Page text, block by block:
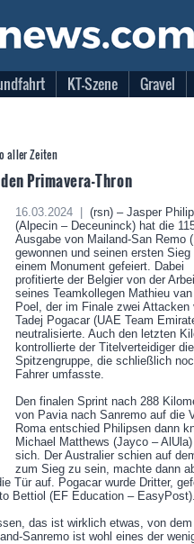
KT-Szene Gravel
aller Zeiten
Primavera-Thron
16.03.2024 |
(rsn) – Jasper
(Alpecin – Deceuninck) hat die
Ausgabe von Mailand-San Remo
gewonnen und seinen ersten Sieg
einem Monument gefeiert. Dabei
profitierte der Belgier von der
seines Teamkollegen Mathieu
Poel, der im Finale zwei Attacken
Tadej Pogacar (UAE Team
neutralisierte. Auch den letzten
kontrollierte der Titelverteidiger die
Spitzengruppe, die schließlich
Fahrer umfasste.
Den finalen Sprint nach 288
von Pavia nach Sanremo auf die
Roma entschied Philipsen dann
Michael Matthews (Jayco –
sich. Der Australier schien auf
zum Sieg zu sein, machte dann
Tür auf. Pogacar wurde Dritter,
Bettiol (EF Education – EasyPost).
das ist wirklich etwas, von
Sanremo ist wohl eines der